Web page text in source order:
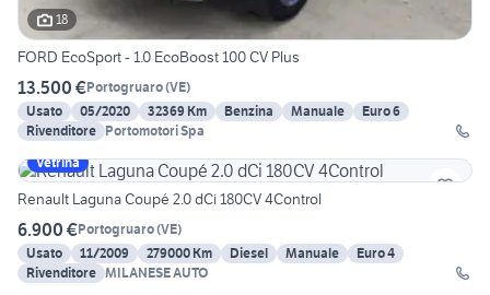
18
FORD EcoSport - 1.0 EcoBoost 100 CV Plus
13.500 €Portogruaro(VE)
Usato
05/2020 32369 Km Benzina Manuale
Euro 6
Rivenditore Portomotori Spa
Vetrina
Renault Laguna Coupé 2.0 dCi 180CV 4Control
6.900 €Portogruaro(VE)
Usato
11/2009 279000 Km Diesel Manuale
Euro 4
Rivenditore MILANESE AUTO